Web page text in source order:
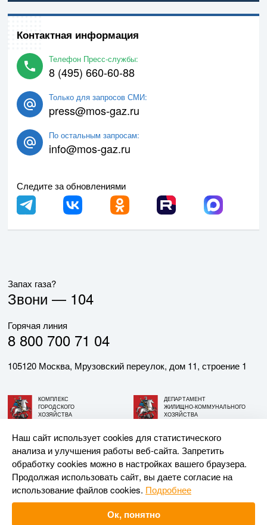
Контактная информация
Телефон Пресс-службы:
8 (495) 660-60-88
Только для запросов СМИ:
press@mos-gaz.ru
По остальным запросам:
info@mos-gaz.ru
Следите за обновлениями
Запах газа?
Звони — 104
Горячая линия
8 800 700 71 04
105120 Москва, Мрузовский переулок, дом 11, строение 1
КОМПЛЕКС
ГОРОДСКОГО
ХОЗЯЙСТВА
ДЕПАРТАМЕНТ
ЖИЛИЩНО-КОММУНАЛЬНОГО
ХОЗЯЙСТВА
© АО «МОСГАЗ», 2026. При использовании материалов
ссылка на сайт обязательна.
Разработка и поддержка —Upriver
Наш сайт использует cookies для статистического
анализа и улучшения работы веб-сайта. Запретить
обработку cookies можно в настройках вашего браузера.
Продолжая использовать сайт, вы даете согласие на
использование файлов cookies. Подробнее
Ок, понятно